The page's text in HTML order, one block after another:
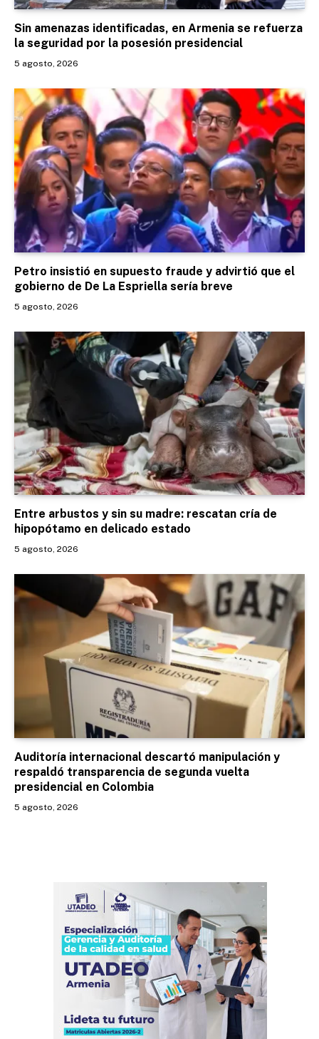
Sin amenazas identificadas, en Armenia se refuerza
la seguridad por la posesión presidencial
5 agosto, 2026
Petro insistió en supuesto fraude y advirtió que el
gobierno de De La Espriella sería breve
5 agosto, 2026
Entre arbustos y sin su madre: rescatan cría de
hipopótamo en delicado estado
5 agosto, 2026
Auditoría internacional descartó manipulación y
respaldó transparencia de segunda vuelta
presidencial en Colombia
5 agosto, 2026